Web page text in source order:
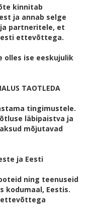
kinnitab
ja annab selge
partneritele, et
ettevõttega.
olles ise eeskujulik
TAOTLEDA
tingimustele.
läbipaistva ja
mõjutavad
ja Eesti
ning teenuseid
kodumaal, Eestis.
ettevõttega